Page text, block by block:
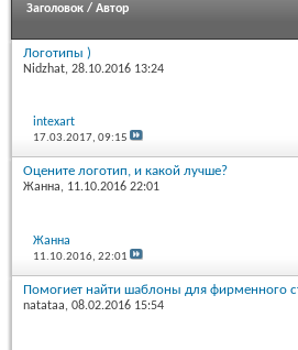
Заголовок / Автор
Логотипы )
Nidzhat, 28.10.2016 13:24
intexart
17.03.2017,09:15
Оцените логотип, и какой лучше?
Жанна, 11.10.2016 22:01
Жанна
11.10.2016,22:01
Помогиет найти шаблоны для фирменного
natataa, 08.02.2016 15:54